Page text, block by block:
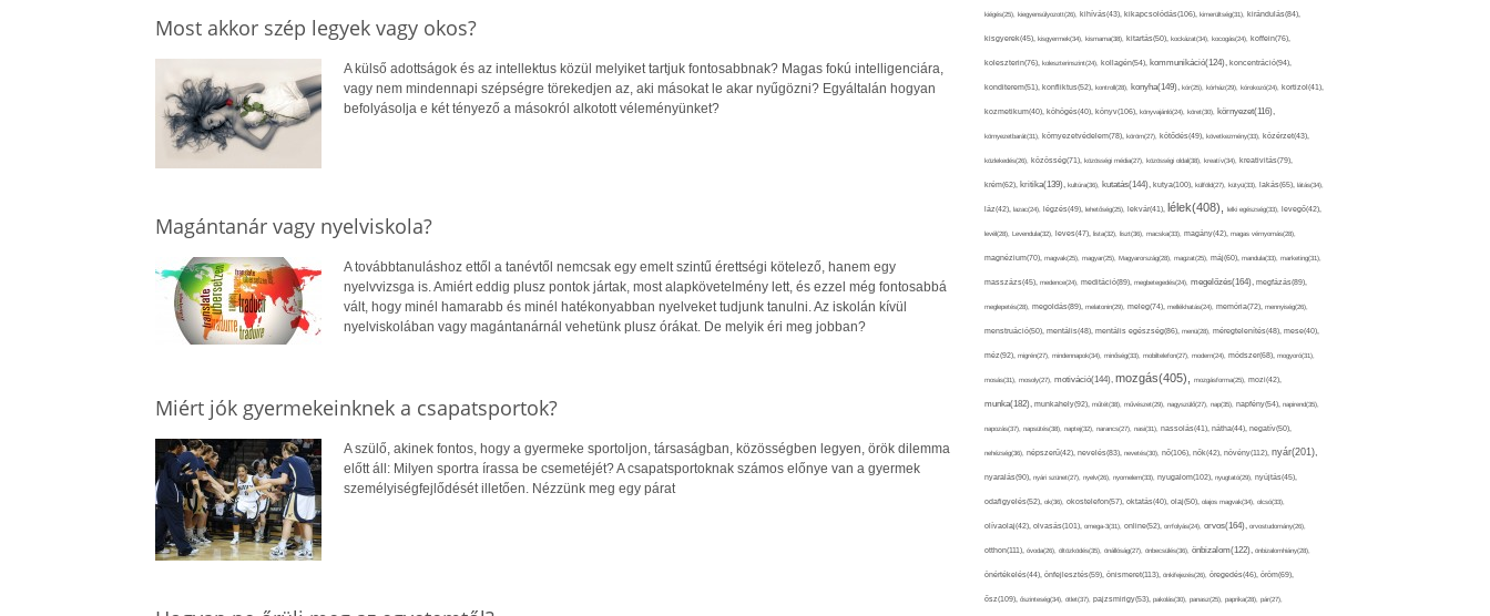
Most akkor szép legyek vagy okos?
A külső adottságok és az intellektus közül melyiket tartjuk fontosabbnak? Magas fokú intelligenciára,
vagy nem mindennapi szépségre törekedjen az, aki másokat le akar nyűgözni? Egyáltalán hogyan
befolyásolja e két tényező a másokról alkotott véleményünket?
Magántanár vagy nyelviskola?
A továbbtanuláshoz ettől a tanévtől nemcsak egy emelt szintű érettségi kötelező, hanem egy
nyelvvizsga is. Amiért eddig plusz pontok jártak, most alapkövetelmény lett, és ezzel még fontosabbá
vált, hogy minél hamarabb és minél hatékonyabban nyelveket tudjunk tanulni. Az iskolán kívül
nyelviskolában vagy magántanárnál vehetünk plusz órákat. De melyik éri meg jobban?
Miért jók gyermekeinknek a csapatsportok?
A szülő, akinek fontos, hogy a gyermeke sportoljon, társaságban, közösségben legyen, örök dilemma
előtt áll: Milyen sportra írassa be csemetéjét? A csapatsportoknak számos előnye van a gyermek
személyiségfejlődését illetően. Nézzünk meg egy párat
kiégés(25), kiegyensúlyozott(26), kihívás(43), kikapcsolódás(106), kimerültség(31), kirándulás(84),
kisgyerek(45), kisgyermek(34), kismama(38), kitartás(50), kockázat(34), kocogás(24), koffein(76),
koleszterin(76), koleszterinszint(24), kollagén(54), kommunikáció(124), koncentráció(94),
konditerem(51), konfliktus(52), kontroll(28), konyha(149), kór(25), kórház(29), kórokozó(24), kortizol(41),
kozmetikum(40), köhögés(40), könyv(106), könyvajánló(24), köret(30), környezet(116),
környezetbarát(31), környezetvédelem(78), köröm(27), kötődés(49), következmény(33), közérzet(43),
közlekedés(26), közösség(71), közösségi média(27), közösségi oldal(38), kreatív(34), kreativitás(79),
krém(62), kritika(139), kultúra(36), kutatás(144), kutya(100), külföld(27), kütyü(33), lakás(65), látás(34),
láz(42), lazac(24), légzés(49), lehetőség(25), lekvár(41), lélek(408), lelki egészség(33), levegő(42),
levél(28), Levendula(32), leves(47), lista(32), liszt(36), macska(33), magány(42), magas vérnyomás(28),
magnézium(70), magvak(25), magyar(25), Magyarország(28), magzat(25), máj(60), mandula(33), marketing(31),
masszázs(45), medence(24), meditáció(89), megbetegedés(24), megelőzés(164), megfázás(89),
meglepetés(28), megoldás(89), melatonin(29), meleg(74), mellékhatás(24), memória(72), mennyiség(26),
menstruáció(50), mentális(48), mentális egészség(86), menü(28), méregtelenítés(48), mese(40),
méz(92), migrén(27), mindennapok(34), minőség(33), mobiltelefon(27), modern(24), módszer(68), mogyoró(31),
mosás(31), mosoly(27), motiváció(144), mozgás(405), mozgásforma(25), mozi(42),
munka(182), munkahely(92), műtét(38), művészet(29), nagyszülő(27), nap(35), napfény(54), napirend(35),
napozás(37), napsütés(38), naptej(32), narancs(27), nasi(31), nassolás(41), nátha(44), negatív(50),
nehézség(36), népszerű(42), nevelés(83), nevetés(30), nő(106), nők(42), növény(112), nyár(201),
nyaralás(90), nyári szünet(27), nyelv(26), nyomelem(33), nyugalom(102), nyugtató(29), nyújtás(45),
odafigyelés(52), ok(36), okostelefon(57), oktatás(40), olaj(50), olajos magvak(34), olcsó(33),
olívaolaj(42), olvasás(101), omega-3(31), online(52), orrfolyás(24), orvos(164), orvostudomány(26),
otthon(111), óvoda(26), öltözködés(35), önállóság(27), önbecsülés(36), önbizalom(122), önbizalomhiány(28),
önértékelés(44), önfejlesztés(59), önismeret(113), önkifejezés(26), öregedés(46), öröm(69),
ősz(109), őszinteség(34), ötlet(37), pajzsmirigy(53), pakolás(30), panasz(25), paprika(28), pár(27),